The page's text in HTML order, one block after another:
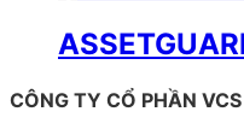
CÔNG TY CỔ PHẦN